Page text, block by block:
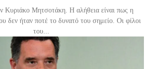
Κυριάκο Μητσοτάκη. Η αλήθεια είναι πως η
δεν ήταν ποτέ το δυνατό του σημείο. Οι φίλοι
του...